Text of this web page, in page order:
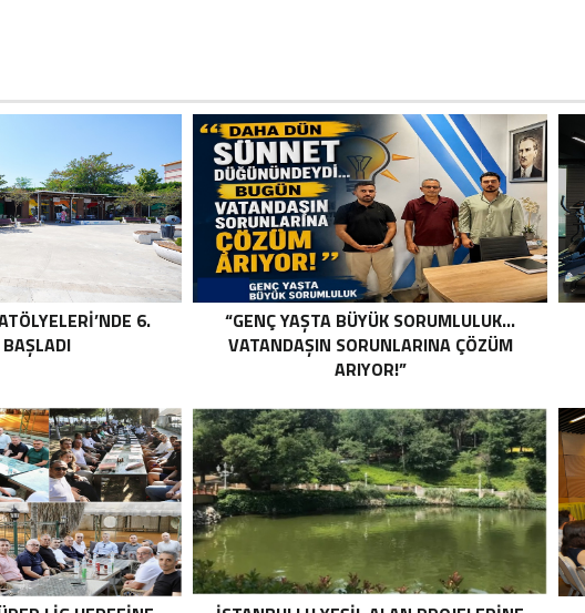
6.
“GENÇ YAŞTA BÜYÜK SORUMLULUK…
VATANDAŞIN SORUNLARINA ÇÖZÜM
ARIYOR!”